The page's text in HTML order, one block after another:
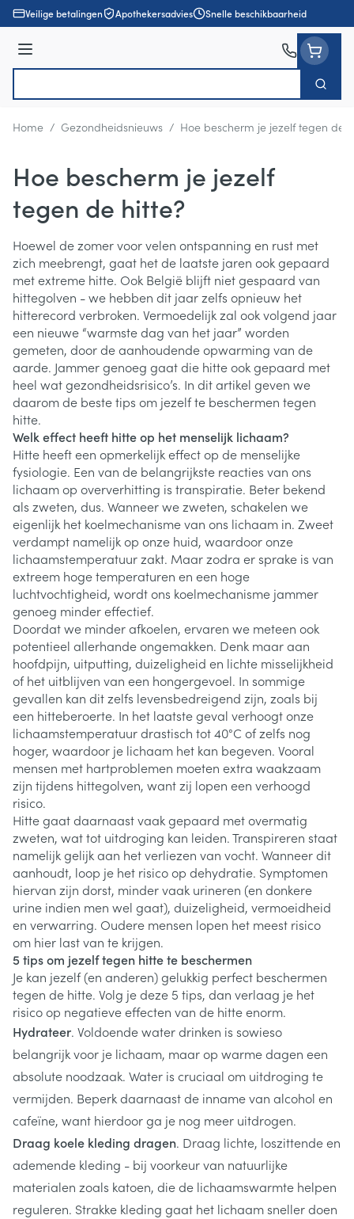
Ga naar de inhoud
Veilige betalingen Apothekersadvies Snelle beschikbaarheid
Menu
Zoek
Home / Gezondheidsnieuws / Hoe bescherm je jezelf tegen de
Hoe bescherm je jezelf
tegen de hitte?
Hoewel de zomer voor velen ontspanning en rust met
zich meebrengt, gaat het de laatste jaren ook gepaard
met extreme hitte. Ook België blijft niet gespaard van
hittegolven - we hebben dit jaar zelfs opnieuw het
hitterecord verbroken. Vermoedelijk zal ook volgend jaar
een nieuwe “warmste dag van het jaar” worden
gemeten, door de aanhoudende opwarming van de
aarde. Jammer genoeg gaat die hitte ook gepaard met
heel wat gezondheidsrisico’s. In dit artikel geven we
daarom de beste tips om jezelf te beschermen tegen
hitte.
Welk effect heeft hitte op het menselijk lichaam?
Hitte heeft een opmerkelijk effect op de menselijke
fysiologie. Een van de belangrijkste reacties van ons
lichaam op oververhitting is transpiratie. Beter bekend
als zweten, dus. Wanneer we zweten, schakelen we
eigenlijk het koelmechanisme van ons lichaam in. Zweet
verdampt namelijk op onze huid, waardoor onze
lichaamstemperatuur zakt. Maar zodra er sprake is van
extreem hoge temperaturen en een hoge
luchtvochtigheid, wordt ons koelmechanisme jammer
genoeg minder effectief.
Doordat we minder afkoelen, ervaren we meteen ook
potentieel allerhande ongemakken. Denk maar aan
hoofdpijn, uitputting, duizeligheid en lichte misselijkheid
of het uitblijven van een hongergevoel. In sommige
gevallen kan dit zelfs levensbedreigend zijn, zoals bij
een hitteberoerte. In het laatste geval verhoogt onze
lichaamstemperatuur drastisch tot 40°C of zelfs nog
hoger, waardoor je lichaam het kan begeven. Vooral
mensen met hartproblemen moeten extra waakzaam
zijn tijdens hittegolven, want zij lopen een verhoogd
risico.
Hitte gaat daarnaast vaak gepaard met overmatig
zweten, wat tot uitdroging kan leiden. Transpireren staat
namelijk gelijk aan het verliezen van vocht. Wanneer dit
aanhoudt, loop je het risico op dehydratie. Symptomen
hiervan zijn dorst, minder vaak urineren (en donkere
urine indien men wel gaat), duizeligheid, vermoeidheid
en verwarring. Oudere mensen lopen het meest risico
om hier last van te krijgen.
5 tips om jezelf tegen hitte te beschermen
Je kan jezelf (en anderen) gelukkig perfect beschermen
tegen de hitte. Volg je deze 5 tips, dan verlaag je het
risico op negatieve effecten van de hitte enorm.
Hydrateer. Voldoende water drinken is sowieso
belangrijk voor je lichaam, maar op warme dagen een
absolute noodzaak. Water is cruciaal om uitdroging te
vermijden. Beperk daarnaast de inname van alcohol en
cafeïne, want hierdoor ga je nog meer uitdrogen.
Draag koele kleding dragen. Draag lichte, loszittende en
ademende kleding - bij voorkeur van natuurlijke
materialen zoals katoen, die de lichaamswarmte helpen
reguleren. Strakke kleding gaat het lichaam sneller doen